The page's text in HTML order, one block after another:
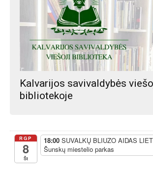
Kalvarijos savivaldybės
bibliotekoje
RGP
8
Št
18:00 SUVALKŲ BLIUZO AIDAS
Šunskų miestelio parkas